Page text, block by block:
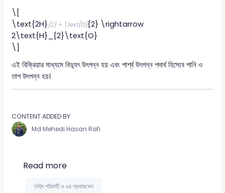
\[
\text{2H}{2} + \text{O}{2} \rightarrow
2\text{H}_{2}\text{O}
\]
এই বিক্রিয়ার মাধ্যমে বিদ্যুৎ উৎপন্ন হয় এবং পার্শ্ব উৎপন্ন পদার্থ হিসেবে পানি ও
তাপ উৎপন্ন হয়।
CONTENT ADDED BY
Md Mehedi Hasan Rafi
Read more
তড়িৎ পরিবাহী ও এর প্রকারভেদ